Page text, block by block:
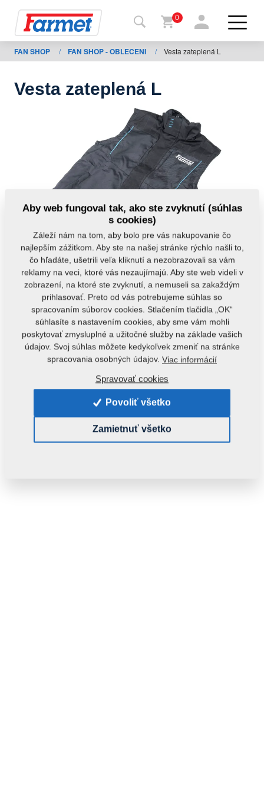
Späť
na
stiahnutie
0
FAN SHOP / FAN SHOP - OBLECENI / Vesta zateplená L
Vesta zateplená L
Kód produktu: r00062
Zistiť dostupnosť
0,6350 Kg
ks: Do košíka
Aby web fungoval tak, ako ste zvyknutí (súhlas
s cookies)
Záleží nám na tom, aby bolo pre vás nakupovanie čo
najlepším zážitkom. Aby ste na našej stránke rýchlo našli to,
čo hľadáte, ušetrili veľa kliknutí a nezobrazovali sa vám
reklamy na veci, ktoré vás nezaujímajú. Aby ste web videli v
zobrazení, na ktoré ste zvyknutí, a nemuseli sa zakaždým
prihlasovať. Preto od vás potrebujeme súhlas so
spracovaním súborov cookies. Stlačením tlačidla „OK“
súhlasíte s nastavením cookies, aby sme vám mohli
poskytovať zmysluplné a užitočné služby na základe vašich
údajov. Svoj súhlas môžete kedykoľvek zmeniť na stránke
spracovania osobných údajov. Viac informácií
Spravovať cookies
Povoliť všetko
Zamietnuť všetko